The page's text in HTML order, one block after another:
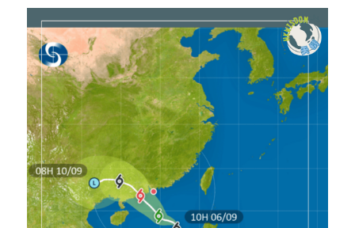
宏福苑聽證會
宏福火災正視聽
記錄．宏福苑火災
中國
國際
娛樂
反華推手你要知
反華推手懶人包
民主派騙案十式
KOL 專欄
林淑芳專欄
絕密法庭檔案